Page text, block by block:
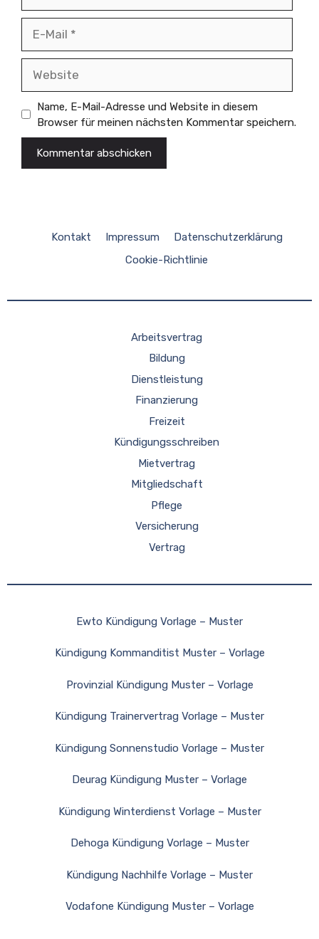
Mail
Name, E-Mail-Adresse und Website in diesem
Browser für meinen nächsten Kommentar speichern.
Kontakt Impressum
Datenschutzerklärung
Cookie-Richtlinie
Arbeitsvertrag
Bildung
Dienstleistung
Finanzierung
Freizeit
Kündigungsschreiben
Mietvertrag
Mitgliedschaft
Pflege
Versicherung
Vertrag
Ewto Kündigung Vorlage – Muster
Kündigung Kommanditist Muster – Vorlage
Provinzial Kündigung Muster – Vorlage
Kündigung Trainervertrag Vorlage – Muster
Kündigung Sonnenstudio Vorlage – Muster
Deurag Kündigung Muster – Vorlage
Kündigung Winterdienst Vorlage – Muster
Dehoga Kündigung Vorlage – Muster
Kündigung Nachhilfe Vorlage – Muster
Vodafone Kündigung Muster – Vorlage